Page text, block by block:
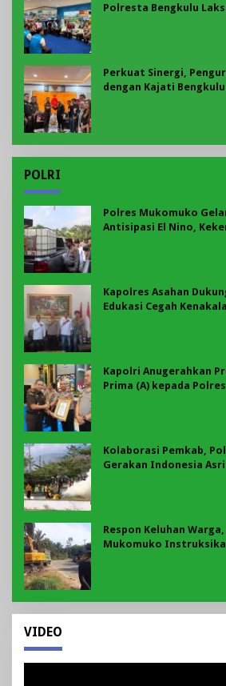
Polresta Bengkulu
Perkuat Sinergi,
dengan Kajati Bengkulu
POLRI
Polres Mukomuko
Antisipasi El Nino,
Kapolres Asahan
Edukasi Cegah
Kapolri Anugerahkan
Prima (A) kepada Polres
Kolaborasi Pemkab,
Gerakan Indonesia
Respon Keluhan
Mukomuko
VIDEO